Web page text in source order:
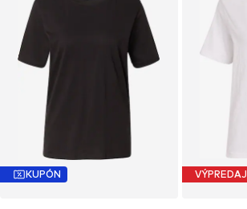
KUPÓN VÝPREDAJ